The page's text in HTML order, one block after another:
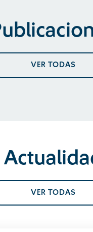
VER TODAS
VER TODAS